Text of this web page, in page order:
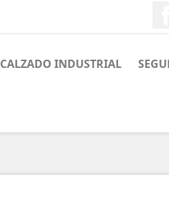
CALZADO INDUSTRIAL